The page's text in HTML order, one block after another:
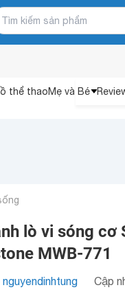
thể thaoMẹ và Bé
lò vi sóng cơ
MWB-771
Cập